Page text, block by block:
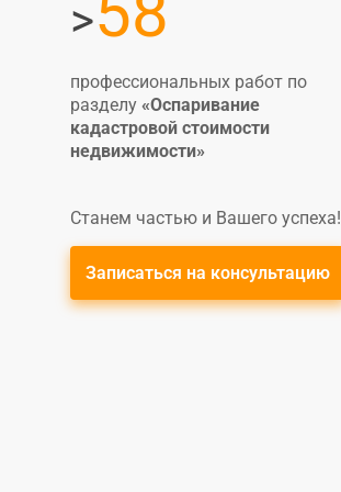
>
профессиональных работ по
разделу «Оспаривание
кадастровой стоимости
недвижимости»
Станем частью и Вашего успеха!
Записаться на консультацию